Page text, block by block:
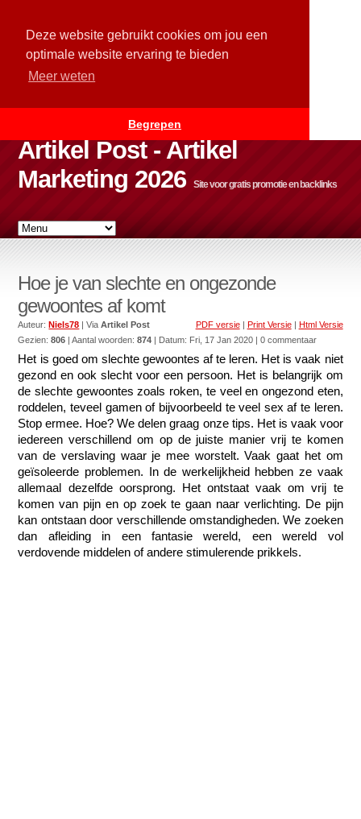
Deze website gebruikt cookies om jou een
optimale website ervaring te bieden
Meer weten
Begrepen
Artikel Post - Artikel
Marketing 2026
Site voor gratis promotie en backlinks
Hoe je van slechte en ongezonde
gewoontes af komt
PDF versie| Print Versie| Html Versie
Auteur:Niels78 | ViaArtikel Post
Gezien:806 | Aantal woorden:874 | Datum: Fri, 17 Jan 2020 | 0 commentaar
Het is goed om slechte gewoontes af te leren. Het is vaak niet
gezond en ook slecht voor een persoon. Het is belangrijk om
de slechte gewoontes zoals roken, te veel en ongezond eten,
roddelen, teveel gamen of bijvoorbeeld te veel sex af te leren.
Stop ermee. Hoe? We delen graag onze tips. Het is vaak voor
iedereen verschillend om op de juiste manier vrij te komen
van de verslaving waar je mee worstelt. Vaak gaat het om
geïsoleerde problemen. In de werkelijkheid hebben ze vaak
allemaal dezelfde oorsprong. Het ontstaat vaak om vrij te
komen van pijn en op zoek te gaan naar verlichting. De pijn
kan ontstaan door verschillende omstandigheden. We zoeken
dan afleiding in een fantasie wereld, een wereld vol
verdovende middelen of andere stimulerende prikkels.